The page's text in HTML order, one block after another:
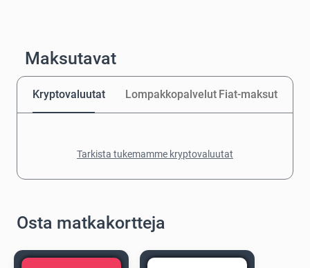
Maksutavat
Kryptovaluutat Lompakkopalvelut Fiat-maksut
Tarkista tukemamme kryptovaluutat
Osta matkakortteja